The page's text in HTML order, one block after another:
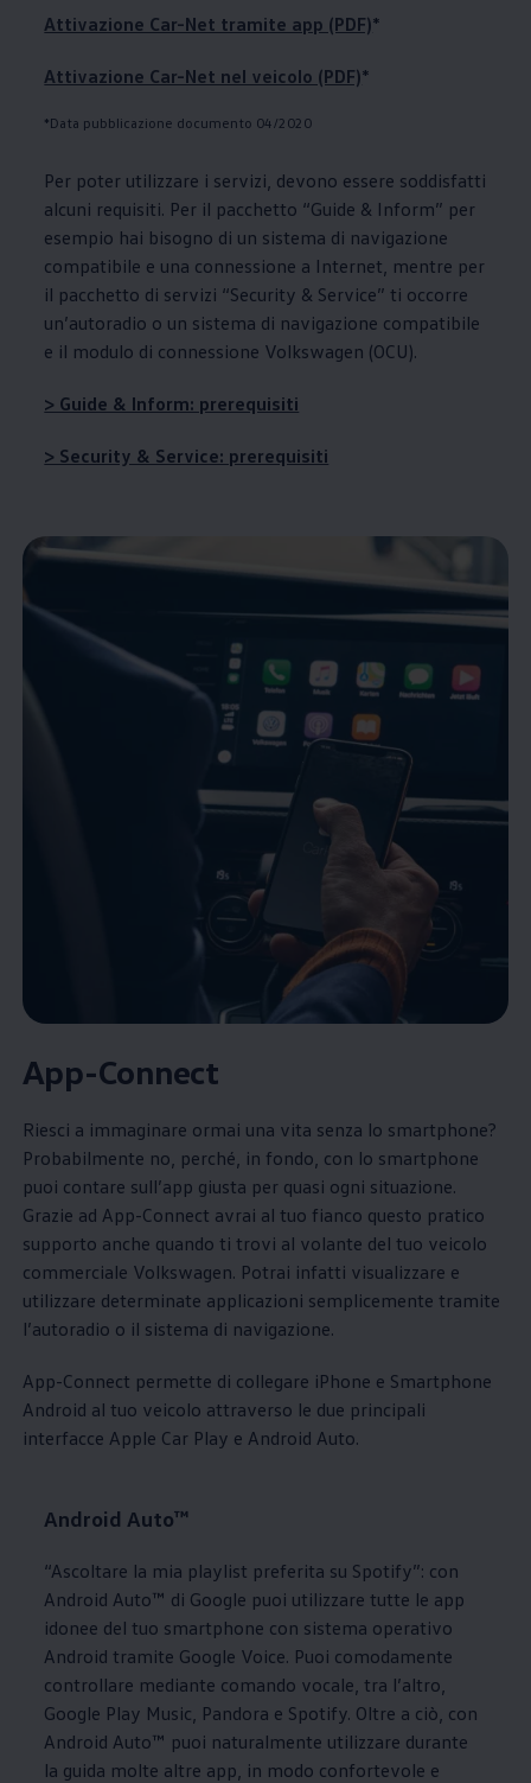
Attivazione Car-Net tramite app (PDF)*
Attivazione Car-Net nel veicolo (PDF)*
*Data pubblicazione documento 04/2020
Per poter utilizzare i servizi, devono essere soddisfatti
alcuni requisiti. Per il pacchetto “Guide & Inform” per
esempio hai bisogno di un sistema di navigazione
compatibile e una connessione a Internet, mentre per
il pacchetto di servizi “Security & Service” ti occorre
un’autoradio o un sistema di navigazione compatibile
e il modulo di connessione Volkswagen (OCU).
> Guide & Inform: prerequisiti
> Security & Service: prerequisiti
App-Connect
Riesci a immaginare ormai una vita senza lo smartphone?
Probabilmente no, perché, in fondo, con lo smartphone
puoi contare sull’app giusta per quasi ogni situazione.
Grazie ad App-Connect avrai al tuo fianco questo pratico
supporto anche quando ti trovi al volante del tuo veicolo
commerciale Volkswagen. Potrai infatti visualizzare e
utilizzare determinate applicazioni semplicemente tramite
l’autoradio o il sistema di navigazione.
App-Connect permette di collegare iPhone e Smartphone
Android al tuo veicolo attraverso le due principali
interfacce Apple Car Play e Android Auto.
Android Auto™
“Ascoltare la mia playlist preferita su Spotify”: con
Android Auto™ di Google puoi utilizzare tutte le app
idonee del tuo smartphone con sistema operativo
Android tramite Google Voice. Puoi comodamente
controllare mediante comando vocale, tra l’altro,
Google Play Music, Pandora e Spotify. Oltre a ciò, con
Android Auto™ puoi naturalmente utilizzare durante
la guida molte altre app, in modo confortevole e